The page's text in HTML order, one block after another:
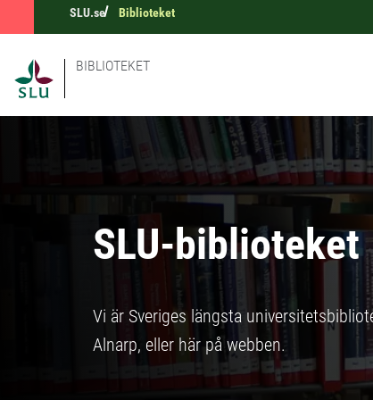
SLU.se Biblioteket
BIBLIOTEKET
SLU-biblioteket
Vi är Sveriges längsta
Alnarp, eller här på webben.